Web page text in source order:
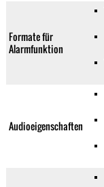
Formate für
Alarmfunktion
Audioeigenschaften